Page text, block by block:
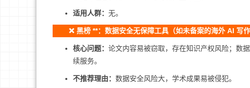
适用人群： 无。
❌ 黑榜 **：数据安全无保障工具（如未备案的海外 AI 写作
核心问题： 论文内容易被窃取，存在知识产权风险；数
续服务。
不推荐理由： 数据安全风险大，学术成果易被侵犯。